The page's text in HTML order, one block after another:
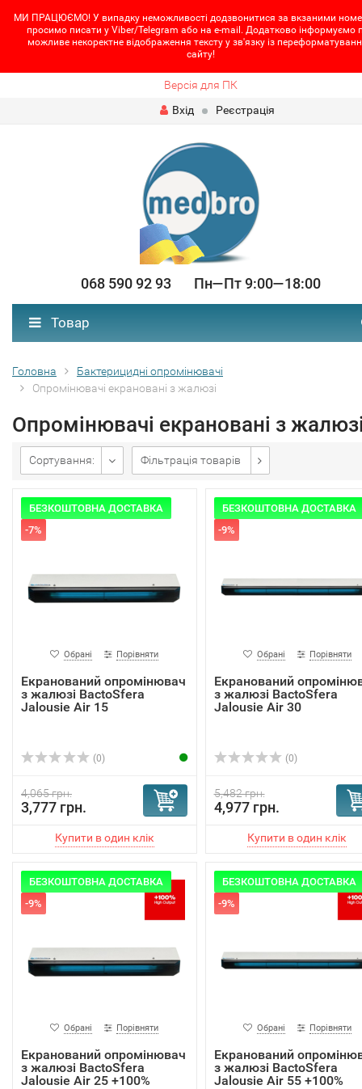
МИ ПРАЦЮЄМО! У випадку неможливості додзвонитися за вкзаними
просимо писати у Viber/Telegram або на e-mail. Додатково інформуємо
можливе некоректне відображення тексту у зв'язку із
сайту!
Версія для ПК
Вхід
Реєстрація
068 590 92 93 Пн—Пт 9:00—18:00
Товар
Головна
Бактерицидні опромінювачі
Опромінювачі екрановані з жалюзі
Опромінювачі екрановані з
Сортування: Фільтрація товарів
БЕЗКОШТОВНА ДОСТАВКА
-7%
Обрані Порівняти
Екранований опромінювач
з жалюзі BactoSfera
Jalousie Air 15
(0)
4,065 грн.
3,777 грн.
БЕЗКОШТОВНА ДОСТАВКА
-9%
Обрані Порівняти
Екранований
з жалюзі BactoSfera
Jalousie Air 30
(0)
5,482 грн.
4,977 грн.
БЕЗКОШТОВНА ДОСТАВКА
-9%
Обрані Порівняти
Екранований опромінювач
з жалюзі BactoSfera
Jalousie Air 25 +100%
БЕЗКОШТОВНА ДОСТАВКА
-9%
Обрані Порівняти
Екранований
з жалюзі BactoSfera
Jalousie Air 55 +100%